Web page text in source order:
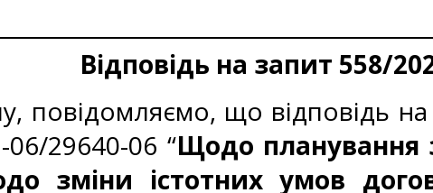
Відповідь на запит 558/
повідомляємо, що відповідь на
29640-06 “Щодо планування
зміни істотних умов